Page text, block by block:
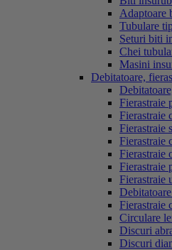
Adaptoare
Tubulare
Seturi biti
Chei
Masini
Debitatoare,
Fierastraie
Fierastraie
Fierastraie
Fierastraie
Fierastraie
Fierastraie
Fierastraie
Fierastraie
Circulare
Discuri
Discuri